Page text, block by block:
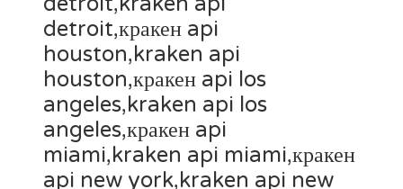
detroit,кракен api
houston,kraken api
houston,кракен api los
angeles,kraken api los
angeles,кракен api
miami,kraken api miami,кракен
api new york,kraken api new